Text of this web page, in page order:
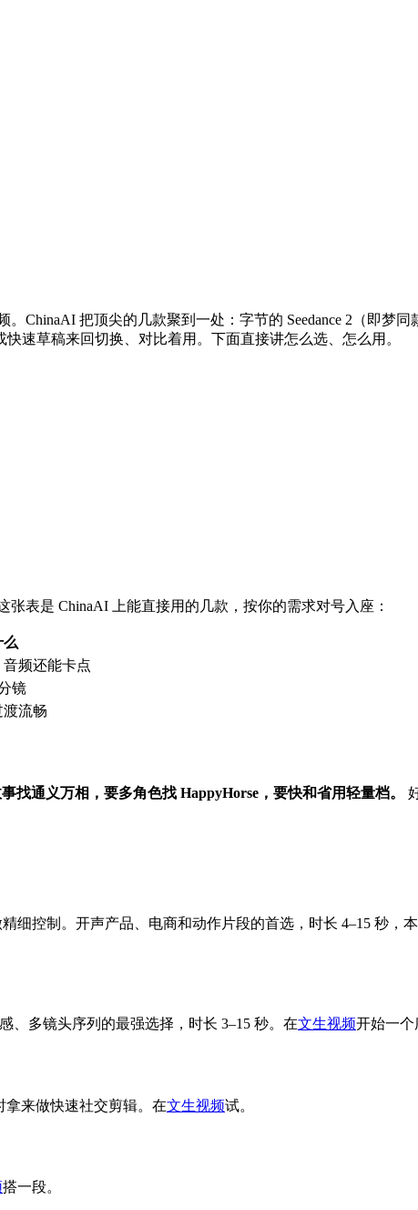
ChinaAI 把顶尖的几款聚到一处：字节的 Seedance 2（即梦
速草稿来回切换、对比着用。下面直接讲怎么选、怎么用。
表是 ChinaAI 上能直接用的几款，按你的需求对号入座：
么
频还能卡点
镜
渡流畅
找通义万相，要多角色找 HappyHorse，要快和省用轻量档。
细控制。开声产品、电商和动作片段的首选，时长 4–15 秒，
、多镜头序列的最强选择，时长 3–15 秒。在文生视频开始一个
拿来做快速社交剪辑。在文生视频试。
搭一段。